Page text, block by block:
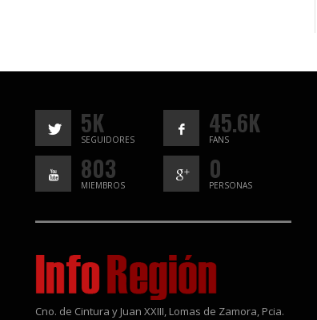
5K
SEGUIDORES
45.6K
FANS
803
MIEMBROS
0
PERSONAS
Cno. de Cintura y Juan XXIII, Lomas de Zamora, Pcia.